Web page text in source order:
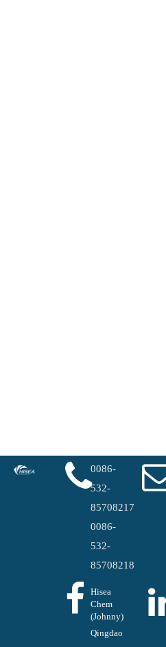
0086-
532-
85708217
0086-
532-
85708218
Hisea
Chem
(Johnny)
Qingdao